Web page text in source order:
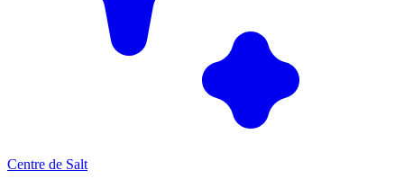
Centre de Salt